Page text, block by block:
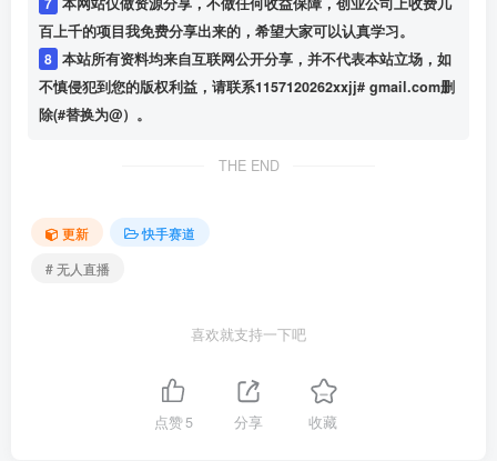
百上千的项目我免费分享出来的，希望大家可以认真学习。
8 本站所有资料均来自互联网公开分享，并不代表本站立场，如
不慎侵犯到您的版权利益，请联系1157120262xxjj# gmail.com删
除(#替换为@）。
THE END
更新
快手赛道
# 无人直播
喜欢就支持一下吧
点赞5 分享 收藏